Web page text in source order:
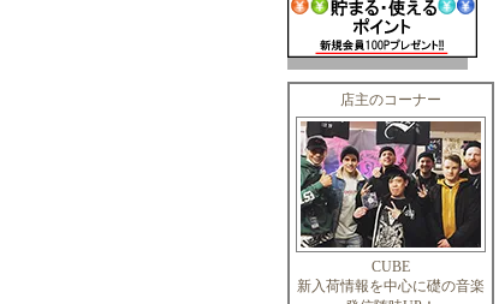
店主のコーナー
CUBE
新入荷情報を中心に礎の音楽